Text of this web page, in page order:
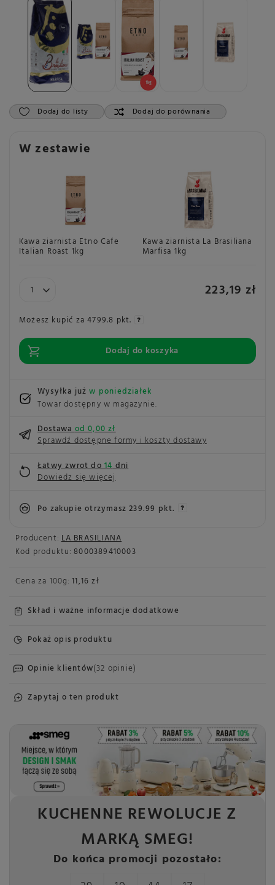
Dodaj do listy Dodaj do porównania
Producent: LA BRASILIANA
Kod produktu: 8000389410003
Cena za 100g: 11,16 zł
Skład i ważne informacje dodatkowe
Pokaż opis produktu
Opinie klientów(32 opinie)
Zapytaj o ten produkt
W zestawie
Kawa ziarnista Etno Cafe
Italian Roast 1kg
Kawa ziarnista La Brasiliana
Marfisa 1kg
223,19 zł
Możesz kupić za4799.8 pkt.
Dodaj do koszyka
Wysyłka jużw poniedziałek
Towar dostępny w magazynie
Dostawaod 0,00 zł
Sprawdź dostępne formy i koszty dostawy
Łatwy zwrot do14dni
Dowiedz się więcej
Po zakupie otrzymasz239.99 pkt.
KUCHENNE REWOLUCJE Z
MARKĄ SMEG!
Do końca promocji pozostało: